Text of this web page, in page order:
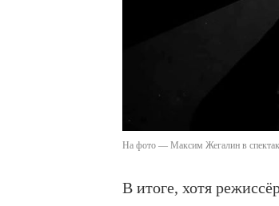
На фото — Максим Жегалин в
В итоге, хотя